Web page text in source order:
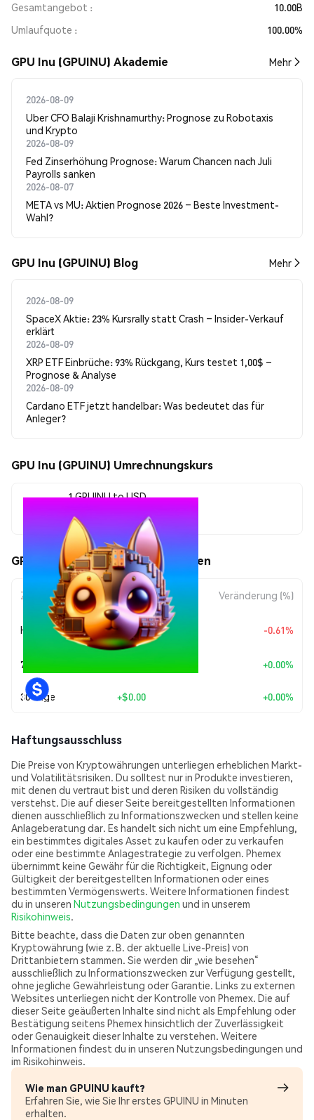
Gesamtangebot
10.00B
Umlaufquote
100.00%
GPU Inu (GPUINU) Akademie Mehr
2026-08-09
Uber CFO Balaji Krishnamurthy: Prognose zu Robotaxis
und Krypto
2026-08-09
Fed Zinserhöhung Prognose: Warum Chancen nach Juli
Payrolls sanken
2026-08-07
META vs MU: Aktien Prognose 2026 – Beste Investment-
Wahl?
GPU Inu (GPUINU) Blog Mehr
2026-08-09
SpaceX Aktie: 23% Kursrally statt Crash – Insider-Verkauf
erklärt
2026-08-09
XRP ETF Einbrüche: 93% Rückgang, Kurs testet 1,00$ –
Prognose & Analyse
2026-08-09
Cardano ETF jetzt handelbar: Was bedeutet das für
Anleger?
GPU Inu (GPUINU) Umrechnungskurs
1 GPUINU to USD
$0.00000081
GPU Inu (GPUINU) Kursbewegungen
Zeitraum Betragsänderung Veränderung (%)
Heute +$0.084952 -0.61%
7 Tage +$0.00 +0.00%
30 Tage +$0.00 +0.00%
Haftungsausschluss
Die Preise von Kryptowährungen unterliegen erheblichen Markt-
und Volatilitätsrisiken. Du solltest nur in Produkte investieren,
mit denen du vertraut bist und deren Risiken du vollständig
verstehst. Die auf dieser Seite bereitgestellten Informationen
dienen ausschließlich zu Informationszwecken und stellen keine
Anlageberatung dar. Es handelt sich nicht um eine Empfehlung,
ein bestimmtes digitales Asset zu kaufen oder zu verkaufen
oder eine bestimmte Anlagestrategie zu verfolgen. Phemex
übernimmt keine Gewähr für die Richtigkeit, Eignung oder
Gültigkeit der bereitgestellten Informationen oder eines
bestimmten Vermögenswerts. Weitere Informationen findest
du in unseren Nutzungsbedingungen und in unserem
Risikohinweis.
Bitte beachte, dass die Daten zur oben genannten
Kryptowährung (wie z. B. der aktuelle Live-Preis) von
Drittanbietern stammen. Sie werden dir „wie besehen“
ausschließlich zu Informationszwecken zur Verfügung gestellt,
ohne jegliche Gewährleistung oder Garantie. Links zu externen
Websites unterliegen nicht der Kontrolle von Phemex. Die auf
dieser Seite geäußerten Inhalte sind nicht als Empfehlung oder
Bestätigung seitens Phemex hinsichtlich der Zuverlässigkeit
oder Genauigkeit dieser Inhalte zu verstehen. Weitere
Informationen findest du in unseren Nutzungsbedingungen und
im Risikohinweis.
Wie man GPUINU kauft?
Erfahren Sie, wie Sie Ihr erstes GPUINU in Minuten
erhalten.